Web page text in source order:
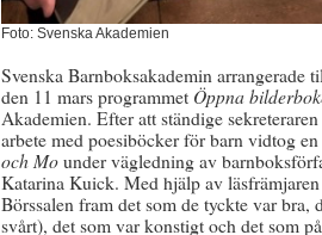
Foto: Svenska Akademien
Svenska Barnboksakademin arrangerade
den 11 mars programmet Öppna
Akademien. Efter att ständige
arbete med poesiböcker för barn vidtog
och Mounder vägledning av
Katarina Kuick. Med hjälp av
Börssalen fram det som de tyckte var
svårt), det som var konstigt och det som